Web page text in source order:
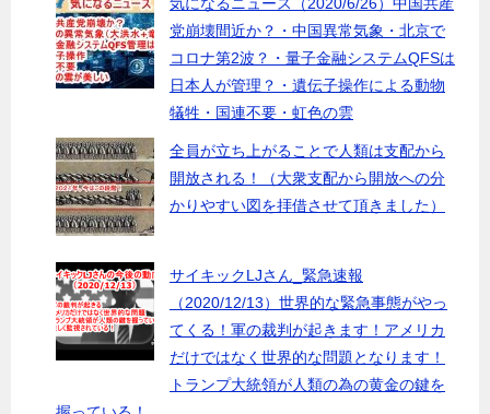
党崩壊間近か？・中国異常気象・北京で
コロナ第2波？・量子金融システムQFSは
日本人が管理？・遺伝子操作による動物
犠牲・国連不要・虹色の雲
全員が立ち上がることで人類は支配から
開放される！（大衆支配から開放への分
かりやすい図を拝借させて頂きました）
サイキックLJさん_緊急速報
（2020/12/13）世界的な緊急事態がやっ
てくる！軍の裁判が起きます！アメリカ
だけではなく世界的な問題となります！
トランプ大統領が人類の為の黄金の鍵を